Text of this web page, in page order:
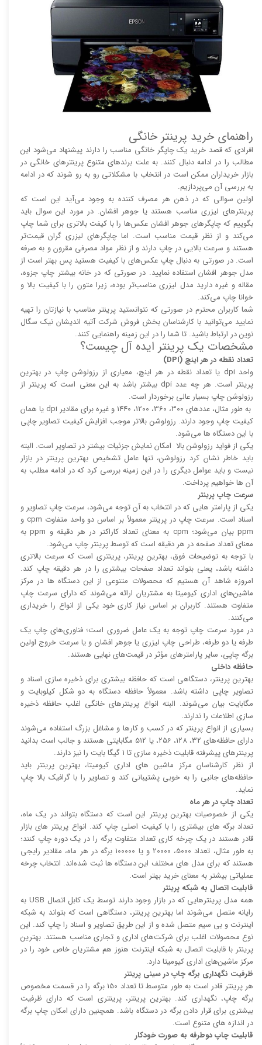
راهنمای خرید پرینتر خانگی
افرادی که قصد خرید یک چاپگر خانگی مناسب را دارند پیشنهاد می‌شود این
مطالب را در ادامه دنبال کنند. به علت برند‌های متنوع پرینتر‌های خانگی در
بازار خریداران ممکن است در انتخاب با مشکلاتی رو به رو شوند که در ادامه
به بررسی آن می‌پردازیم.
اولین سوالی که در ذهن هر مصرف کننده به وجود می‌آید این است که
پرینتر‌های لیزری مناسب هستند یا جوهر افشان. در مورد این سوال باید
بگوییم که چاپگر‌های جوهر افشان عکس‌ها را با کیفت بالا‌‌‌تری برای شما چاپ
می‌کند و از نظر قیمت مناسب است. اما چاپگر‌های لیزری گران قیمت‌تر
هستند و سرعت بالایی در چاپ دارند و از نظر مواد مصرفی مقرون و به صرفه
است. در صورتی به دنبال چاپ عکس‌های با کیفیت هستید پس بهتر است از
مدل جوهر افشان استفاده نمایید. در صورتی که در خانه بیشتر چاپ جزوه،
مقاله و غیره دارید مدل لیزری مناسب‌تر بوده، زیرا متون را با کیفیت بالا و
خوانا چاپ می‌کند.
شما کاربران محترم در صورتی که نتوانستید پرینتر مناسب با نیازتان را تهیه
نمایید می‌توانید با کارشناسان بخش فروش شرکت آتیه اندیشان نیک سگال
نوین در ارتباط باشید. تا شما را در این زمینه راهنمایی کنند.
مشخصات یک پرینتر ایده آل چیست؟
تعداد نقطه در هر اینچ (DPI)
واحد dpi یا تعداد نقطه در هر اینچ، معیاری از رزولوشن چاپ در بهترین
پرینتر است. هر چه عدد dpi بیشتر باشد به این معنی است که پرینتر از
رزولوشن چاپ بسیار عالی برخوردار است.
به طور مثال، عدد‌های 300، 360، 1200، 1440 و غیره برای مقادیر dpi یا همان
کیفیت چاپ وجود دارند. رزولوشن بالا‌‌تر موجب افزایش کیفیت تصاویر چاپی
با این دستگاه ها می‌شود.
یکی از فواید رزولوشن بالا امکان نمایش جزئیات بیشتر در تصاویر است. البته
باید خاطر نشان کرد رزولوشن، تنها عامل تشخیص بهترین پرینتر در بازار
نیست و باید عوامل دیگری را در این زمینه بررسی کرد که در ادامه مطلب به
آن ها خواهیم پرداخت.
سرعت چاپ پرینتر
یکی از پارامتر هایی که در انتخاب به آن توجه می‌شود، سرعت چاپ تصاویر و
اسناد است. سرعت چاپ در پرینتر معمولاً بر اساس دو واحد متفاوت cpm و
ppm بیان می‌شود؛ cpm به معنای تعداد کاراکتر در هر دقیقه و ppm به
معنای تعداد صفحه در هر دقیقه است که توسط پرینتر چاپ می‌شود.
با توجه به توضیحات فوق، بهترین پرینتر، پرینتری است که سرعت بالا‌‌تری
داشته باشد، یعنی بتواند تعداد صفحات بیشتری را در هر دقیقه چاپ کند.
امروزه شاهد آن هستیم که محصولات متنوعی از این دستگاه ها در مرکز
ماشین‌های اداری کیومیتا به مشتریان ارائه می‌شوند که دارای سرعت چاپ
متفاوت هستند. کاربران بر اساس نیاز کاری خود یکی از انواع را خریداری
می‌کنند.
در مورد سرعت چاپ توجه به یک عامل ضروری است؛ فناوری‌های چاپ یک
طرفه یا دو طرفه، طراحی چاپ لیزری یا جوهر افشان و یا سرعت خروج اولین
برگه چاپی، سایر پارامتر‌های مؤثر در قیمت‌های نهایی هستند.
حافظه داخلی
بهترین پرینتر، دستگاهی است که حافظه بیشتری برای ذخیره سازی اسناد و
تصاویر چاپی داشته باشد. معمولاً حافظه دستگاه به دو شکل کیلوبایت و
مگابایت بیان می‌شوند. البته انواع پرینتر‌های خانگی اغلب حافظه ذخیره
سازی اطلاعات را ندارند.
بسیاری از انواع پرینتر که در کسب و کار‌ها و مشاغل بزرگ استفاده می‌شوند
دارای حافظه‌های 32، 128، 256، یا 512 مگابایتی هستند و جالب است بدانید
پرینتر‌های پیشرفته قابلیت ذخیره سازی تا 1 گیگا بایت را نیز دارند.
از نظر کارشناسان مرکز ماشین های اداری کیومیتا، بهترین پرینتر باید
حافظه‌های جانبی را به خوبی پشتیبانی کند و تصاویر را با گرافیک بالا چاپ
نماید.
تعداد چاپ در هر ماه
یکی از خصوصیات بهترین پرینتر این است که دستگاه بتواند در یک ماه،
تعداد برگه های بیشتری را با کیفیت اصلی چاپ کند. انواع پرینتر های بازار
قادر هستند در یک چرخه کاری تعداد متفاوت برگه را در یک دوره چاپ کنند؛
به طور مثال، تعداد 5000، 20000 و یا 100000 برگه در هر ماه، مقادیر رایجی
هستند که برای مدل های مختلف این دستگاه ها ثبت شده‌اند. انتخاب چرخه
عملیاتی بیشتر به معنای خرید بهتر است.
قابلیت اتصال به شبکه پرینتر
همه مدل پرینتر‌هایی که در بازار وجود دارند توسط یک کابل اتصال USB به
رایانه متصل می‌شوند اما بهترین پرینتر، دستگاهی است که بتواند به شبکه
اینترنت و بی سیم متصل شده و از این طریق تصاویر و اسناد را چاپ کند. این
نوع محصولات اغلب برای شرکت‌های اداری و تجاری مناسب هستند. بهترین
پرینتر با قابلیت اتصال به شبکه اینترنت هنوز هم مشتریان خاص خود را در
مرکز ماشین‌های اداری کیومیتا دارد.
ظرفیت نگهداری برگه چاپ در سینی پرینتر
هر پرینتر قادر است به طور متوسط تا تعداد 150 برگه را در قسمت مخصوص
برگه چاپ، نگهداری کند. بهترین پرینتر، پرینتری است که دارای ظرفیت
بیشتری برای قرار دادن برگه در دستگاه باشد. همچنین دارای امکان چاپ برگه
در اندازه های متنوع است.
قابلیت چاپ دوطرفه به صورت خودکار